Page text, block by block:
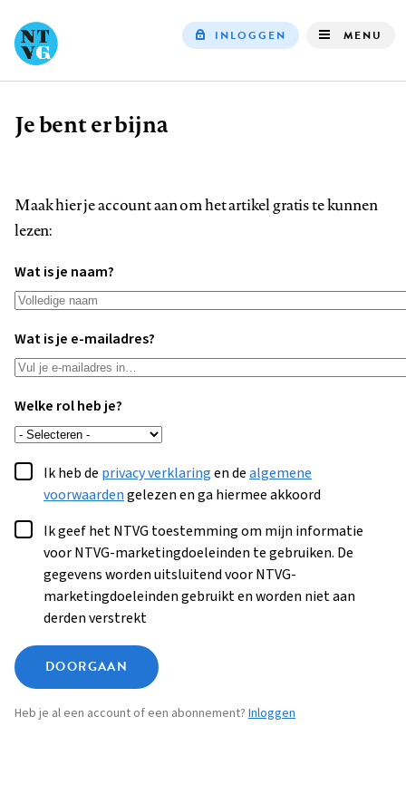
INLOGGEN MENU
Kruimelpad
Je bent er bijna
Maak hier je account aan om het artikel gratis te kunnen
lezen:
Wat is je naam?
Wat is je e-mailadres?
Welke rol heb je?
Ik heb de privacy verklaringen dealgemene
voorwaardengelezen en ga hiermee akkoord
Ik geef het NTVG toestemming om mijn informatie
voor NTVG-marketingdoeleinden te gebruiken. De
gegevens worden uitsluitend voor NTVG-
marketingdoeleinden gebruikt en worden niet aan
derden verstrekt
DOORGAAN
Heb je al een account of een abonnement? Inloggen